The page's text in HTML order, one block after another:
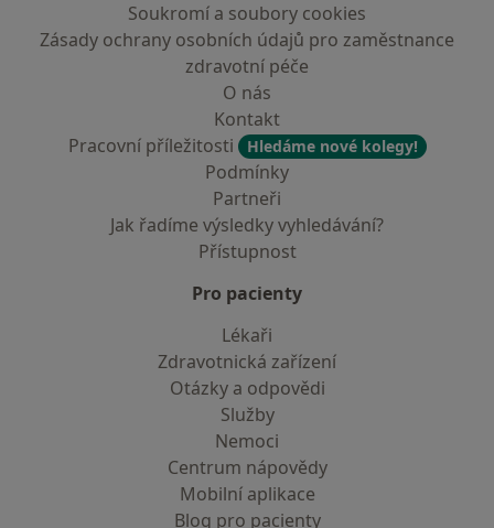
Soukromí a soubory cookies
Zásady ochrany osobních údajů pro zaměstnance
zdravotní péče
O nás
Kontakt
Pracovní příležitosti
Hledáme nové kolegy!
Podmínky
Partneři
Jak řadíme výsledky vyhledávání?
Přístupnost
Pro pacienty
Lékaři
Zdravotnická zařízení
Otázky a odpovědi
Služby
Nemoci
Centrum nápovědy
Mobilní aplikace
Blog pro pacienty